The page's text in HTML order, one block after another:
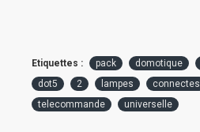
Etiquettes : pack domotique
dot5
2 lampes connectes
telecommande
universelle